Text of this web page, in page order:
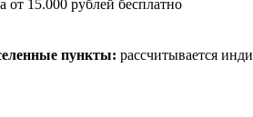
от 15.000 рублей бесплатно
пункты: рассчитывается